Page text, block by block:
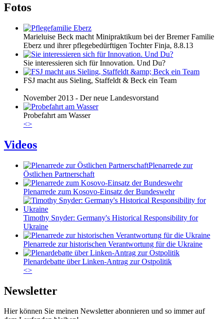
Fotos
Marieluise Beck macht Minipraktikum bei der Bremer Familie
Eberz und ihrer pflegebedürftigen Tochter Finja, 8.8.13
Sie interessieren sich für Innovation. Und Du?
FSJ macht aus Sieling, Staffeldt & Beck ein Team
November 2013 - Der neue Landesvorstand
Probefahrt am Wasser
<>
Videos
Plenarrede zur
Östlichen Partnerschaft
Plenarrede zum Kosovo-Einsatz der Bundeswehr
Timothy Snyder: Germany's Historical Responsibility for
Ukraine
Plenarrede zur historischen Verantwortung für die Ukraine
Plenardebatte über Linken-Antrag zur Ostpolitik
<>
Newsletter
Hier können Sie meinen Newsletter abonnieren und so immer auf